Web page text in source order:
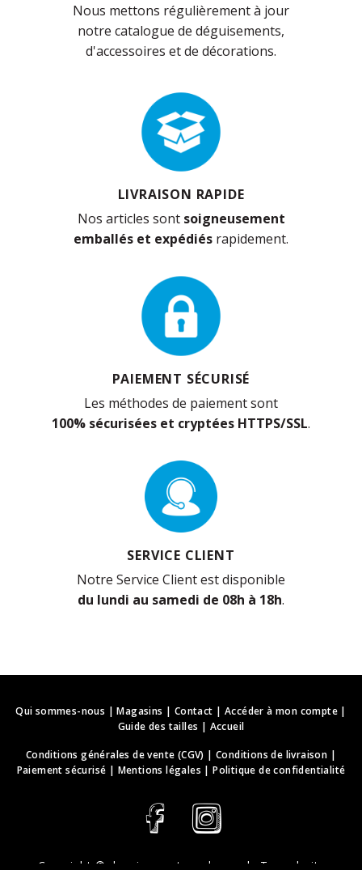
Nous mettons régulièrement à jour
notre catalogue de déguisements,
d'accessoires et de décorations.
LIVRAISON RAPIDE
Nos articles sont soigneusement
emballés et expédiés rapidement.
PAIEMENT SÉCURISÉ
Les méthodes de paiement sont
100% sécurisées et cryptées HTTPS/SSL.
SERVICE CLIENT
Notre Service Client est disponible
du lundi au samedi de 08h à 18h.
Qui sommes-nous |Magasins | Contact | Accéder à mon compte|
Guide des tailles | Accueil
Conditions générales de vente (CGV) |Conditions de livraison |
Paiement sécurisé | Mentions légales |Politique de confidentialité
Copyright © deguisements-cadeaux.ch . Tous droits